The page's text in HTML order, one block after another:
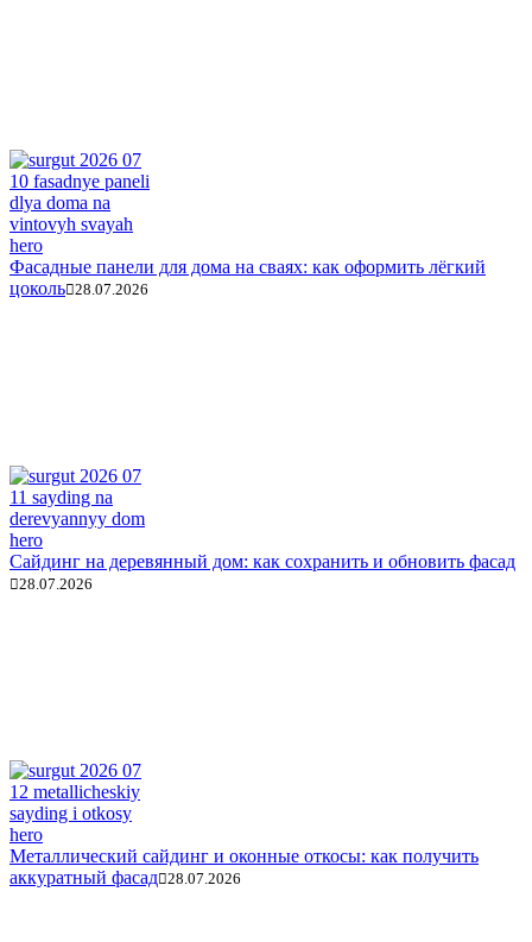
Фасадные панели для дома на сваях: как оформить лёгкий
цоколь 28.07.2026
Сайдинг на деревянный дом: как сохранить и обновить фасад
28.07.2026
Металлический сайдинг и оконные откосы: как получить
аккуратный фасад 28.07.2026